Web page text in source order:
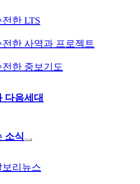
전한 LTS
전한 사역과 프로젝트
전한 중보기도
다음세대
소식
보리뉴스